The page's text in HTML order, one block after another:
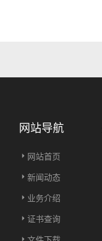
网站导航
网站首页
新闻动态
业务介绍
证书查询